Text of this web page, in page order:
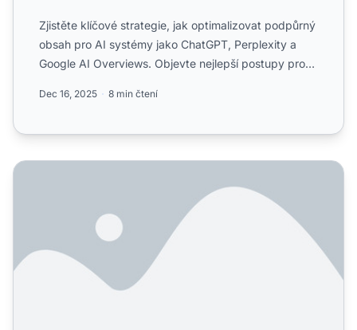
Zjistěte klíčové strategie, jak optimalizovat podpůrný
obsah pro AI systémy jako ChatGPT, Perplexity a
Google AI Overviews. Objevte nejlepší postupy pro
Dec 16, 2025 8 min čtení
Jak zabránit ztrátě viditelnosti obsahu ve vyhledávačích